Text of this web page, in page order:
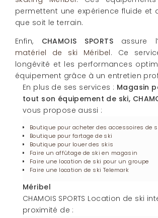
permettent une expérience fluide et
que soit le terrain.
Enfin, CHAMOIS SPORTS assure l’
matériel de ski Méribel. Ce
longévité et les performances
équipement grâce à un entretien
En plus de ses services : Magasin
tout son équipement de ski,
vous propose aussi :
Boutique pour acheter des accessoires de
Boutique pour fartage de ski
Boutique pour louer des skis
Faire un affûtage de ski en magasin
Faire une location de ski pour un groupe
Faire une location de ski Telemark
Méribel
CHAMOIS SPORTS Location de ski
proximité de :